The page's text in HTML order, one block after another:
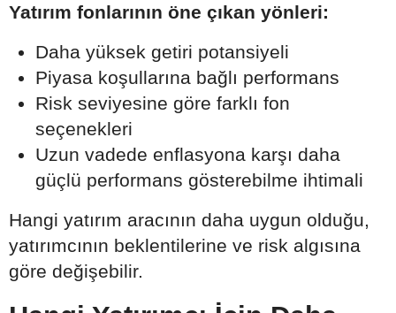
Yatırım fonlarının öne çıkan yönleri:
Daha yüksek getiri potansiyeli
Piyasa koşullarına bağlı performans
Risk seviyesine göre farklı fon
seçenekleri
Uzun vadede enflasyona karşı daha
güçlü performans gösterebilme ihtimali
Hangi yatırım aracının daha uygun olduğu,
yatırımcının beklentilerine ve risk algısına
göre değişebilir.